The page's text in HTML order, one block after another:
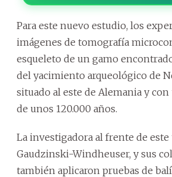
Para este nuevo estudio, los
imágenes de tomografía
esqueleto de un gamo
del yacimiento arqueológico de
situado al este de Alemania y
de unos 120.000 años.
La investigadora al frente de este
Gaudzinski-Windheuser, y sus
también aplicaron pruebas de